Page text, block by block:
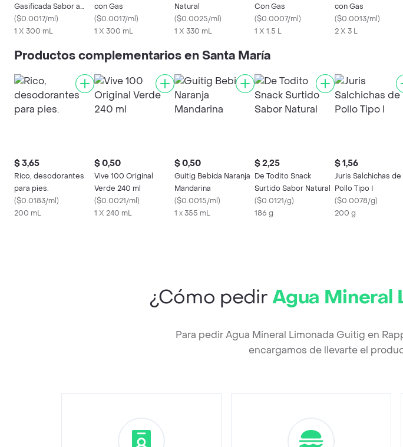
Gasificada Sabor a
Toronja
($0.0017/ml)
1 X 300 mL
con Gas
($0.0017/ml)
1 X 300 mL
Natural
($0.0025/ml)
1 X 330 mL
Con Gas
($0.0007/ml)
1 X 1.5 L
con Gas
($0.0013/ml)
2 X 3 L
Productos complementarios en Santa María
$ 3,65
Rico, desodorantes
para pies.
($0.0183/ml)
200 mL
$ 0,50
Vive 100 Original
Verde 240 ml
($0.0021/ml)
1 X 240 mL
$ 0,50
Guitig Bebida Naranja
Mandarina
($0.0015/ml)
1 x 355 mL
$ 2,25
De Todito Snack
Surtido Sabor Natural
($0.0121/g)
186 g
$ 1,56
Juris Salchichas de
Pollo Tipo I
($0.0078/g)
200 g
¿Cómo pedirAgua Mineral
Para pedir Agua Mineral Limonada Guitig en
encargamos de llevarte el